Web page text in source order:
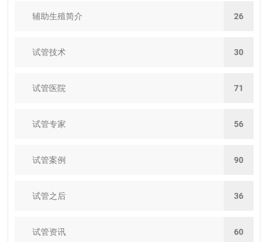
辅助生殖简介 26
试管技术 30
试管医院 71
试管专家 56
试管案例 90
试管之后 36
试管资讯 60